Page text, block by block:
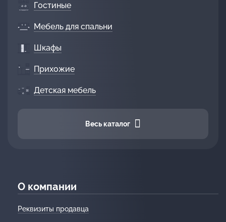
Гостиные
Мебель для спальни
Шкафы
Прихожие
Детская мебель
Весь каталог
О компании
Реквизиты продавца